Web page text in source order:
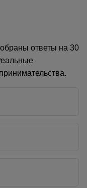
ответы на 30